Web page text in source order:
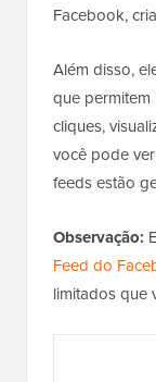
Facebook,
Além disso,
que permitem
cliques,
você pode
feeds estão
Observação:
Feed do
limitados que